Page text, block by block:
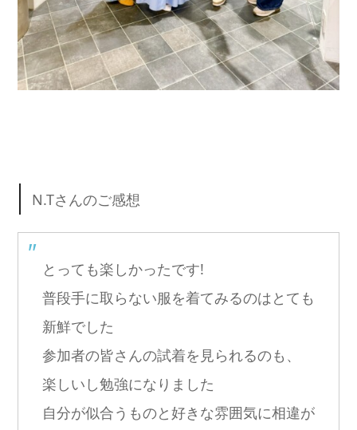
N.Tさんのご感想
とっても楽しかったです!
普段手に取らない服を着てみるのはとても
新鮮でした
参加者の皆さんの試着を見られるのも、
楽しいし勉強になりました
自分が似合うものと好きな雰囲気に相違が